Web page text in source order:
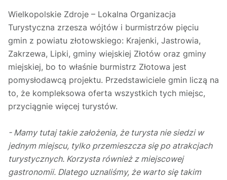
Wielkopolskie Zdroje – Lokalna Organizacja
Turystyczna zrzesza wójtów i burmistrzów pięciu
gmin z powiatu złotowskiego: Krajenki, Jastrowia,
Zakrzewa, Lipki, gminy wiejskiej Złotów oraz gminy
miejskiej, bo to właśnie burmistrz Złotowa jest
pomysłodawcą projektu. Przedstawiciele gmin liczą na
to, że kompleksowa oferta wszystkich tych miejsc,
przyciągnie więcej turystów.
- Mamy tutaj takie założenia, że turysta nie siedzi w
jednym miejscu, tylko przemieszcza się po atrakcjach
turystycznych. Korzysta również z miejscowej
gastronomii. Dlatego uznaliśmy, że warto się takim